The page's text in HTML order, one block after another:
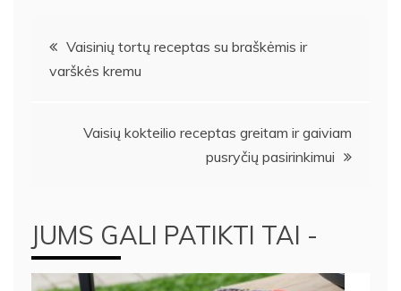
Navigacija
tarp
įrašų
Vaisinių tortų receptas su braškėmis ir
varškės kremu
Vaisių kokteilio receptas greitam ir gaiviam
pusryčių pasirinkimui
JUMS GALI PATIKTI TAI -